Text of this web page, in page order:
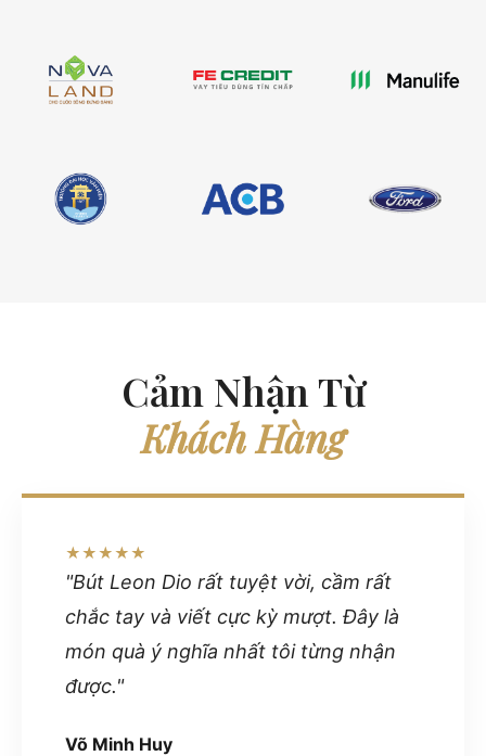
Cảm Nhận Từ
Khách Hàng
★★★★★
"Bút Leon Dio rất tuyệt vời, cầm rất
chắc tay và viết cực kỳ mượt. Đây là
món quà ý nghĩa nhất tôi từng nhận
được."
Võ Minh Huy